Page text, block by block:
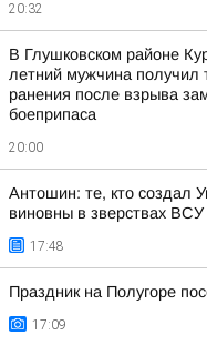
20:32
В Глушковском районе
летний мужчина
ранения после взрыва
боеприпаса
20:00
Антошин: те, кто создал
виновны в зверствах ВСУ
17:48
Праздник на Полугоре
17:09